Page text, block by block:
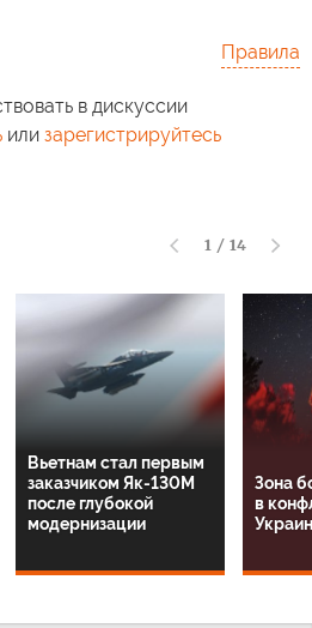
Правила
в дискуссии
или зарегистрируйтесь
1 / 14
Вьетнам стал первым
заказчиком Як-130М
после глубокой
модернизации
Зона
в